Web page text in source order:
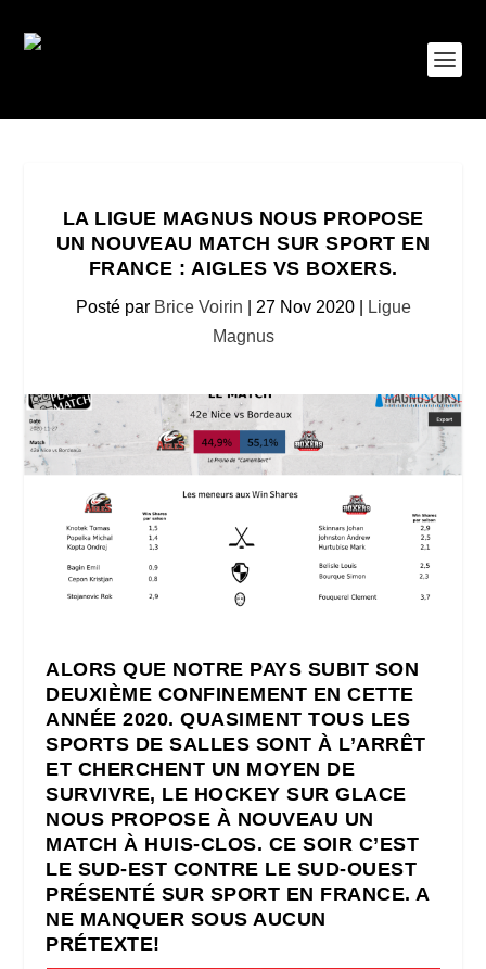
LA LIGUE MAGNUS NOUS PROPOSE
UN NOUVEAU MATCH SUR SPORT EN
FRANCE : AIGLES VS BOXERS.
Posté par Brice Voirin 27 Nov 2020|
Ligue
Magnus
ALORS QUE NOTRE PAYS SUBIT SON
DEUXIÈME CONFINEMENT EN CETTE
ANNÉE 2020. QUASIMENT TOUS LES
SPORTS DE SALLES SONT À L’ARRÊT
ET CHERCHENT UN MOYEN DE
SURVIVRE, LE HOCKEY SUR GLACE
NOUS PROPOSE À NOUVEAU UN
MATCH À HUIS-CLOS. CE SOIR C’EST
LE SUD-EST CONTRE LE SUD-OUEST
PRÉSENTÉ SUR SPORT EN FRANCE. A
NE MANQUER SOUS AUCUN
PRÉTEXTE!